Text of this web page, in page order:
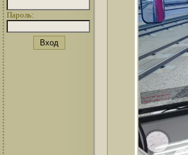
Пароль: